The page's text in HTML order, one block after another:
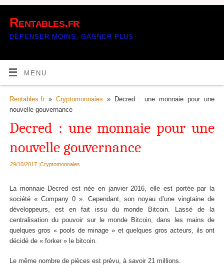
Rentables.fr
DÉPENSER MOINS, GAGNER PLUS
MENU
Rentables.fr» Cryptomonnaies » Decred : une monnaie pour une
nouvelle gouvernance
Decred : une monnaie pour une
nouvelle gouvernance
29/10/2017 |Cryptomonnaies
La monnaie Decred est née en janvier 2016, elle est portée par la
société « Company 0 ». Cependant, son noyau d’une vingtaine de
développeurs, est en fait issu du monde Bitcoin. Lassé de la
centralisation du pouvoir sur le monde Bitcoin, dans les mains de
quelques gros « pools de minage » et quelques gros acteurs, ils ont
décidé de « forker » le bitcoin.
Le même nombre de pièces est prévu, à savoir 21 millions.